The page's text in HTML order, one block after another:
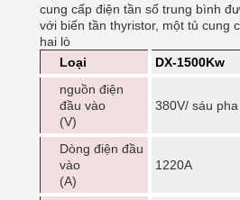
cung cấp điện tần số trung bình
với biến tần thyristor, một tủ cung
hai lò
Loại
DX-1500Kw
nguồn điện
đầu vào
(V)
380V/ sáu pha
Dòng điện đầu
vào
(A)
1220A